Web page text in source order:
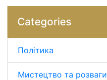
Categories
Політика
Мистецтво та розваги